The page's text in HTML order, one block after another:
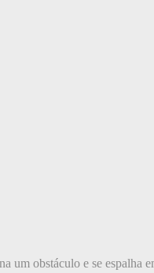
um obstáculo e se espalha